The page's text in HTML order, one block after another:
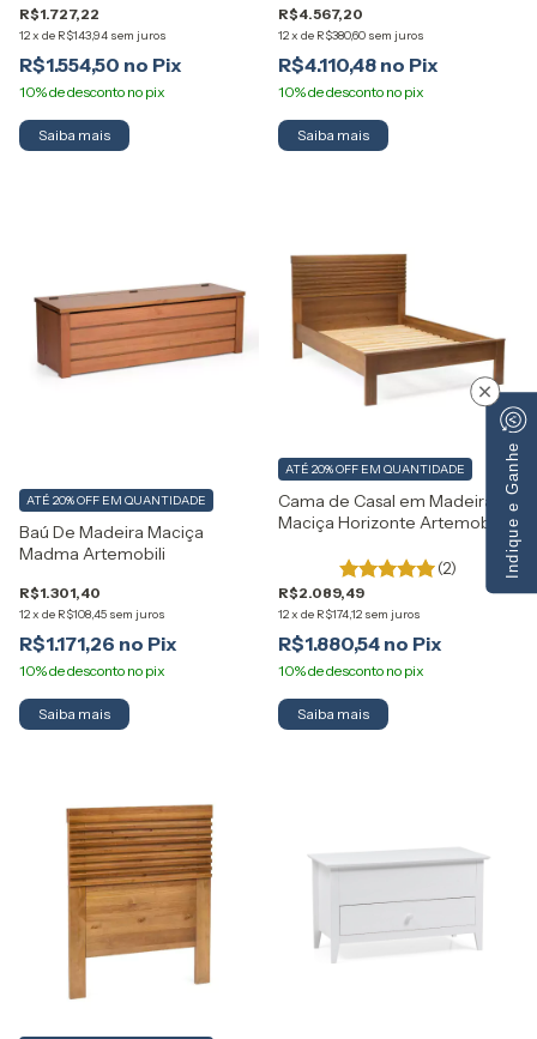
R$1.727,22
12x de R$143,94 sem juros
R$1.554,50
Saiba mais
R$4.567,20
12x de R$380,60 sem juros
R$4.110,48
Baú De Madeira Maciça
Madma Artemobili
R$1.301,40
12x de R$108,45 sem juros
ATÉ 20% OFF EM QUANTIDADE
R$1.171,26
Saiba mais
Cama de Casal em Madeira
Maciça Horizonte Artemobili
(2)
R$2.089,49
12x de R$174,12 sem juros
ATÉ 20% OFF EM QUANTIDADE
R$1.880,54
Saiba mais
Indique e Ganhe
×